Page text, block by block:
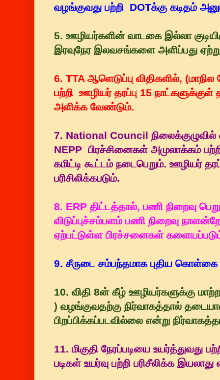
வழங்குவது பற்றி DOTக்கு கடிதம்
5. ஊழியர்களின் வாடகை இல்லா
இரவுநேர இலவசங்களை அளிப்பது
6. TTA ஆளெடுப்பு விதிகளில்,
பற்றி ஊழியர் தரப்பு 15
அளிக்க வேண்டும்.
7. National Council நிலைக்குழுவில்
NEPP பிரச்சினைகள் அமுலாக்கம்
கமிட்டி கூட்டம் நடைபெறும். ஊழியர்
பரிசிலிக்கபடும்.
8. ERP திட்டத்தால், பணி நிறைவு
விடுப்புச்சம்பளம் பணி நிறைவு
ஏற்பட்டுள்ள பிரச்சனைகள்
9. சீருடை சம்பந்தமாக புதிய கொள்கை
10. விதி 8ன் கீழ் ஊழியர்களுக்கு
) வழங்குவதற்கு நிர்வாகத்தால்
பிறப்பிக்கப்படவில்லை என்று
11. மிகுதி நேரப்படியை உயர்த்துவது
படிகள் உயர்வு பற்றி பரிசீலிக்க